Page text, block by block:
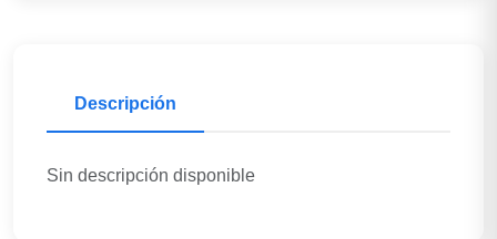
Descripción
Sin descripción disponible